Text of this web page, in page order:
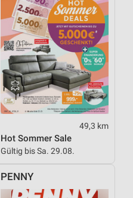
49,3 km
Hot Sommer Sale
Gültig bis Sa. 29.08.
PENNY